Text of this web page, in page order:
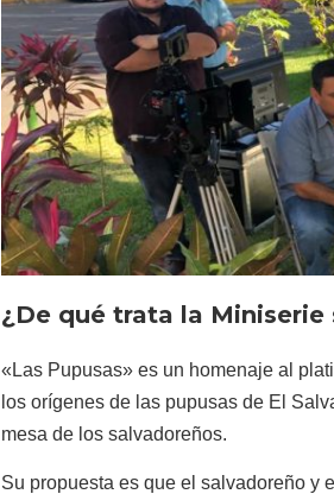
¿De qué trata la Miniserie
«Las Pupusas» es un homenaje al
los orígenes de las pupusas de El
mesa de los salvadoreños.
Su propuesta es que el salvadoreño y